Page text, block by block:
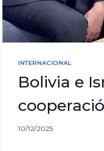
INTERNACIONAL
Bolivia e
10/12/2025